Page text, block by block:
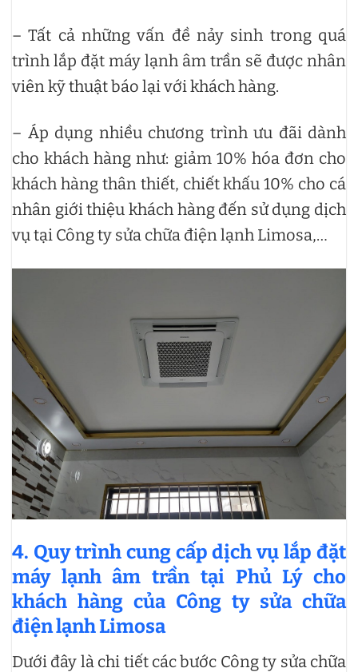
– Tất cả những vấn đề nảy sinh trong quá
trình lắp đặt máy lạnh âm trần sẽ được nhân
viên kỹ thuật báo lại với khách hàng.
– Áp dụng nhiều chương trình ưu đãi dành
cho khách hàng như: giảm 10% hóa đơn cho
khách hàng thân thiết, chiết khấu 10% cho cá
nhân giới thiệu khách hàng đến sử dụng dịch
vụ tại Công ty sửa chữa điện lạnh Limosa,…
4. Quy trình cung cấp dịch vụ lắp đặt
máy lạnh âm trần tại Phủ Lý cho
khách hàng của Công ty sửa chữa
điện lạnh Limosa
Dưới đây là chi tiết các bước Công ty sửa chữa